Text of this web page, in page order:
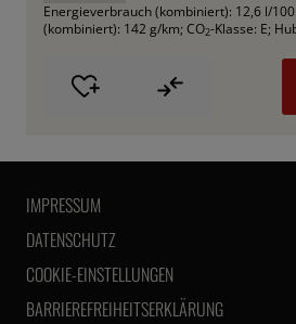
Energieverbrauch (kombiniert): 12,6 l/
(kombiniert): 142 g/km; CO2-Klasse: E;
IMPRESSUM
DATENSCHUTZ
COOKIE-EINSTELLUNGEN
BARRIEREFREIHEITSERKLÄRUNG